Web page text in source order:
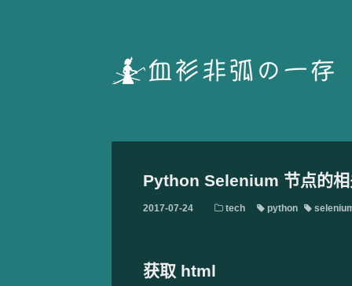
Python Selenium 节点的相
2017-07-24 tech python
获取 html